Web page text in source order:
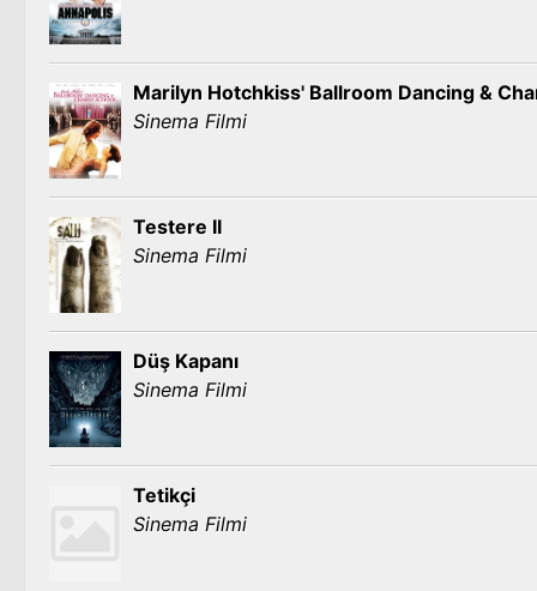
Marilyn Hotchkiss' Ballroom Dancing &
Sinema Filmi
Testere II
Sinema Filmi
Düş Kapanı
Sinema Filmi
Tetikçi
Sinema Filmi